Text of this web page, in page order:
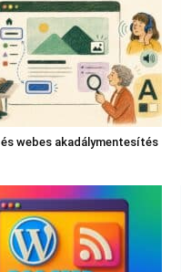
és webes akadálymentesítés